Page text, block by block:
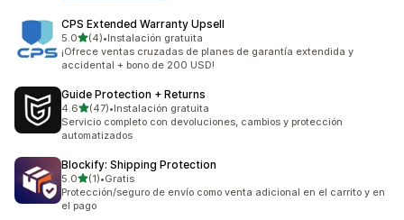
CPS Extended Warranty Upsell
5.0de 5 estrellas
(4)
4 reseñas en total
•Instalación gratuita
¡Ofrece ventas cruzadas de planes de garantía extendida y
accidental + bono de 200 USD!
Guide Protection + Returns
4.6de 5 estrellas
(47)
47 reseñas en total
•Instalación gratuita
Servicio completo con devoluciones, cambios y protección
automatizados
Blockify: Shipping Protection
5.0de 5 estrellas
(1)
1 reseñas en total
•Gratis
Protección/seguro de envío como venta adicional en el carrito y en
el pago